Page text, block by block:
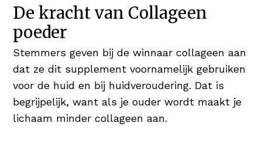
sterk en in topconditie Wie wil er nu niet
vol & glanzend haar 😉
Koper voor Pigmentatie
Koper is een nuttig mineraal en heeft een
positief resultaat op huid en haar. Koper
bevordert de normale pigmentatie van de
De kracht van Collageen
poeder
Stemmers geven bij de winnaar collageen aan
dat ze dit supplement voornamelijk gebruiken
voor de huid en bij huidveroudering. Dat is
begrijpelijk, want als je ouder wordt maakt je
lichaam minder collageen aan.